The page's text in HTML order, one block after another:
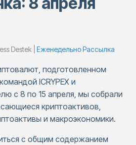
Destek | Еженедельно Pассылка
подготовленном
ICRYPEX и
с 8 по 15 апреля, мы собрали
криптоактивов,
и макроэкономики.
с общим содержанием